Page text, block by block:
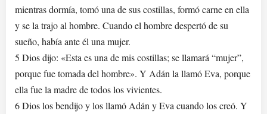
mientras dormía, tomó una de sus costillas, formó carne en ella
y se la trajo al hombre. Cuando el hombre despertó de su
sueño, había ante él una mujer.
5 Dios dijo: «Esta es una de mis costillas; se llamará “mujer”,
porque fue tomada del hombre». Y Adán la llamó Eva, porque
ella fue la madre de todos los vivientes.
6 Dios los bendijo y los llamó Adán y Eva cuando los creó. Y